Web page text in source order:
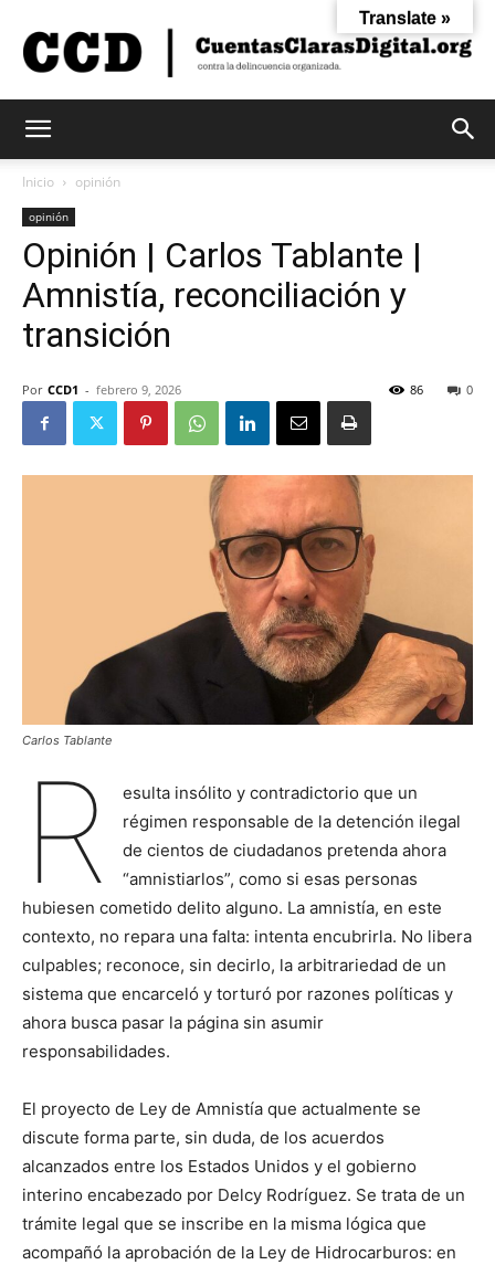
Claras
Inicio opinión
opinión
Opinión | Carlos Tablante |
Amnistía, reconciliación y
transición
Por CCD1 - febrero 9, 2026 0
86
Carlos Tablante
R
esulta insólito y contradictorio que un
régimen responsable de la detención ilegal
de cientos de ciudadanos pretenda ahora
“amnistiarlos”, como si esas personas
hubiesen cometido delito alguno. La amnistía, en este
contexto, no repara una falta: intenta encubrirla. No libera
culpables; reconoce, sin decirlo, la arbitrariedad de un
sistema que encarceló y torturó por razones políticas y
ahora busca pasar la página sin asumir
responsabilidades.
El proyecto de Ley de Amnistía que actualmente se
discute forma parte, sin duda, de los acuerdos
alcanzados entre los Estados Unidos y el gobierno
interino encabezado por Delcy Rodríguez. Se trata de un
trámite legal que se inscribe en la misma lógica que
acompañó la aprobación de la Ley de Hidrocarburos: en
Translate »